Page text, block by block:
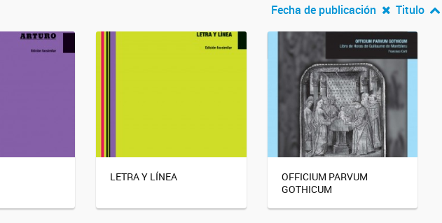
Fecha de publicación
Titulo
LETRA Y LÍNEA
OFFICIUM PARVUM
GOTHICUM